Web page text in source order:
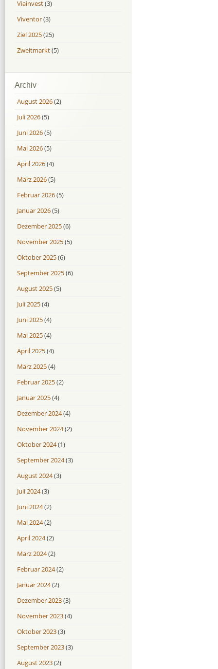
Viainvest(3)
Viventor(3)
Ziel 2025(25)
Zweitmarkt(5)
Archiv
August 2026(2)
Juli 2026(5)
Juni 2026(5)
Mai 2026(5)
April 2026(4)
März 2026(5)
Februar 2026(5)
Januar 2026(5)
Dezember 2025(6)
November 2025(5)
Oktober 2025(6)
September 2025(6)
August 2025(5)
Juli 2025(4)
Juni 2025(4)
Mai 2025(4)
April 2025(4)
März 2025(4)
Februar 2025(2)
Januar 2025(4)
Dezember 2024(4)
November 2024(2)
Oktober 2024(1)
September 2024(3)
August 2024(3)
Juli 2024(3)
Juni 2024(2)
Mai 2024(2)
April 2024(2)
März 2024(2)
Februar 2024(2)
Januar 2024(2)
Dezember 2023(3)
November 2023(4)
Oktober 2023(3)
September 2023(3)
August 2023(2)